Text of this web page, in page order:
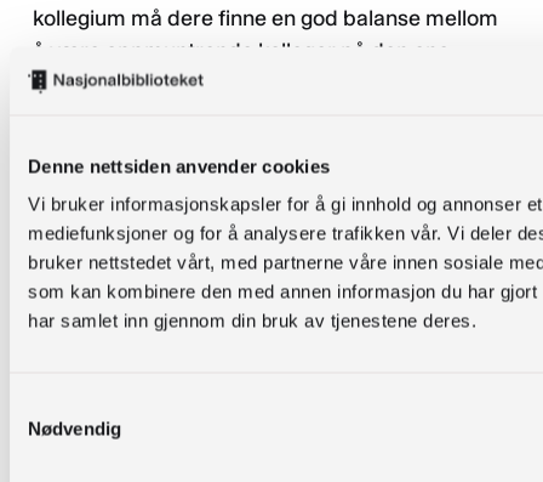
Denne nettsiden anvender cookies
Vi bruker informasjonskapsler for å gi innhold og annonser
mediefunksjoner og for å analysere trafikken vår. Vi deler
bruker nettstedet vårt, med partnerne våre innen sosiale
som kan kombinere den med annen informasjon du har
har samlet inn gjennom din bruk av tjenestene deres.
Nødvendig
kollegium må dere finne en god balanse mellom
å være oppmuntrende kolleger på den ene
siden, og å være tydelige og utviklingsrettede i
Halve visninger.Viken fylkesbibliotek
gjennomførte sommeren 2020 en kampanje for
å øke bruken av e-bøker fra den nye appen
Bookbites. Les mer om kampanjen og tallene
derfra i nett-artikkelenResultater fra kampanjen
«Et helt bibliotek rett i lomma, helt gratis!».
Facebook/Instagram